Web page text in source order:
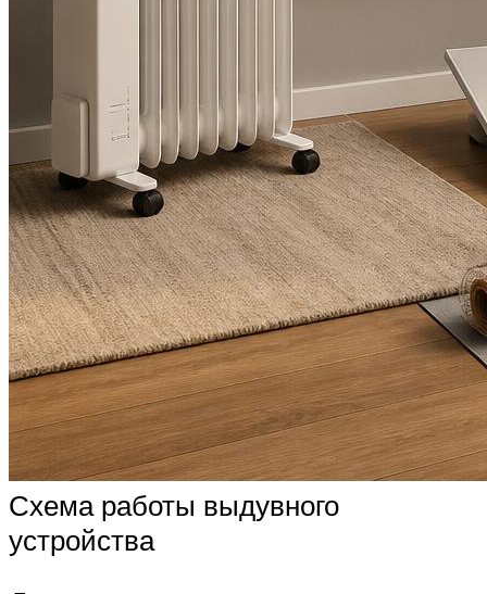
Схема работы выдувного
устройства